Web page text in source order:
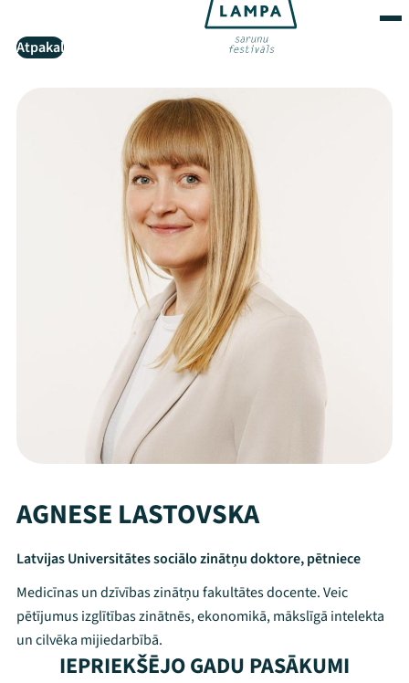
Atpakaļ
AGNESE LASTOVSKA
Latvijas Universitātes sociālo zinātņu doktore, pētniece
Medicīnas un dzīvības zinātņu fakultātes docente. Veic
pētījumus izglītības zinātnēs, ekonomikā, mākslīgā intelekta
un cilvēka mijiedarbībā.
IEPRIEKŠĒJO GADU PASĀKUMI